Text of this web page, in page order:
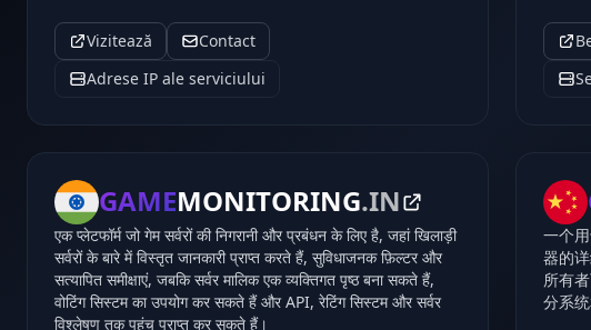
Vizitează
Contact
Adrese IP ale serviciului
GAMEMONITORING.IN
एक प्लेटफॉर्म जो गेम सर्वरों की निगरानी और प्रबंधन के लिए है, जहां खिलाड़ी
सर्वरों के बारे में विस्तृत जानकारी प्राप्त करते हैं, सुविधाजनक फ़िल्टर और
सत्यापित समीक्षाएं, जबकि सर्वर मालिक एक व्यक्तिगत पृष्ठ बना सकते हैं,
वोटिंग सिस्टम का उपयोग कर सकते हैं और API, रेटिंग सिस्टम और सर्वर
विश्लेषण तक पहुंच प्राप्त कर सकते हैं।
一个
器的
所有
分系